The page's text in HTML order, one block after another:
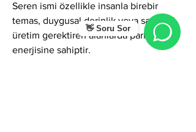
👋 Soru Sor
Seren ismi özellikle insanla birebir
temas, duygusal derinlik veya sanatsal
üretim gerektiren alanlarda parlama
enerjisine sahiptir.